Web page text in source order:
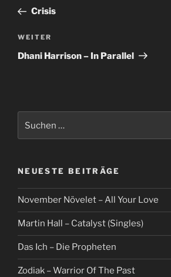
Beitrag
Crisis
Nächster
Beitrag
WEITER
Dhani Harrison – In Parallel
nach:
NEUESTE BEITRÄGE
November Növelet – All Your Love
Martin Hall – Catalyst (Singles)
Das Ich – Die Propheten
Zodiak – Warrior Of The Past